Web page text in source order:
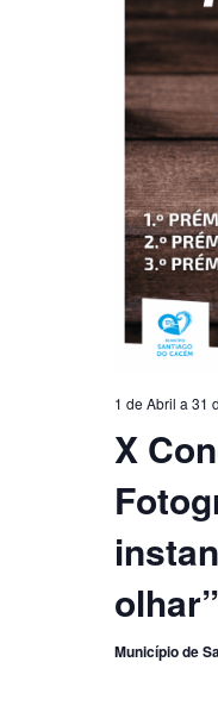
X
olhar”
1 de Abril a 31
Município de